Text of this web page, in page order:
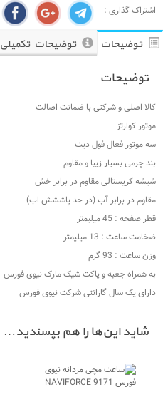
اشتراک گذاری :
توضیحات توضیحات تکمیلی
توضیحات
کالا اصلی و شرکتی با ضمانت اصالت
موتور کوارتز
سه موتور فعال فول دیت
بند چرمی بسیار زیبا و مقاوم
شیشه کریستالی مقاوم در برابر خش
مقاوم در برابر آب (در حد پاششش اب)
قطر صفحه : 45 میلیمتر
ضخامت ساعت : 13 میلیمتر
وزن ساعت : 93 گرم
به همراه جعبه و پاکت شیک مارک نیوی فورس
دارای یک سال گارانتی شرکت نیوی فورس
شاید این‌ها را هم بپسندید…